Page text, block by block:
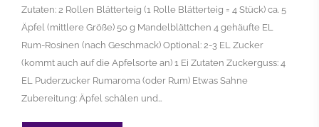
Zutaten: 2 Rollen Blätterteig (1 Rolle Blätterteig = 4 Stück) ca. 5
Äpfel (mittlere Größe) 50 g Mandelblättchen 4 gehäufte EL
Rum-Rosinen (nach Geschmack) Optional: 2-3 EL Zucker
(kommt auch auf die Apfelsorte an) 1 Ei Zutaten Zuckerguss: 4
EL Puderzucker Rumaroma (oder Rum) Etwas Sahne
Zubereitung: Äpfel schälen und…